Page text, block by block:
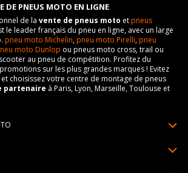
DE PNEUS MOTO EN LIGNE
de la vente de pneus moto etpneus
le leader français du pneu en ligne, avec un large
pneu moto Michelin,pneu moto Pirelli,pneu
moto Dunlop ou pneus moto cross, trail ou
au pneu de compétition. Profitez du
sur les plus grandes marques ! Evitez
choisissez votre centre de montage de pneus
partenaire à Paris, Lyon, Marseille, Toulouse et